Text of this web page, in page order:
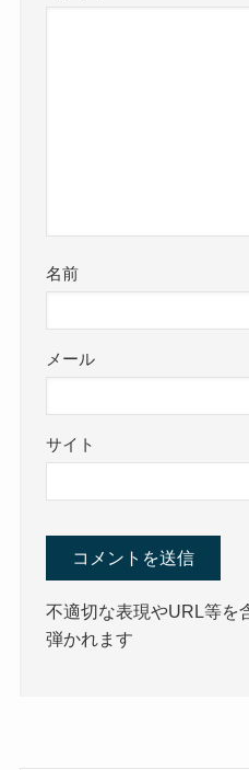
名前
メール
サイト
不適切な表現やURL等を
弾かれます